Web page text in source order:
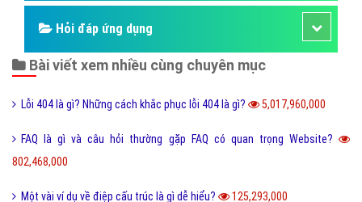
Hỏi đáp ứng dụng
Bài viết xem nhiều cùng chuyên mục
Lỗi 404 là gì? Những cách khắc phục lỗi 404 là gì? 5,017,960,000
FAQ là gì và câu hỏi thường gặp FAQ có quan trọng Website?
802,468,000
Một vài ví dụ về điệp cấu trúc là gì dễ hiểu? 125,293,000